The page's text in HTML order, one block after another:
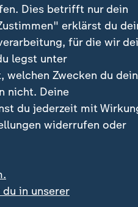
Liveblog
Dies betrifft nur dein
erklärst du
für die wir
legst unter
Zwecken du
nicht. Deine
du jederzeit mit
widerrufen oder
in unserer